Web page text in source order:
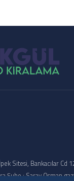
Sitesi, Bankacılar Cd
Şube : Saray Osman